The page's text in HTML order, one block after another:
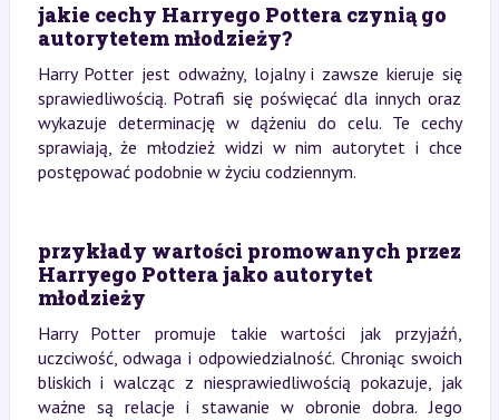
jakie cechy Harryego Pottera czynią go
autorytetem młodzieży?
Harry Potter jest odważny, lojalny i zawsze kieruje się
sprawiedliwością. Potrafi się poświęcać dla innych oraz
wykazuje determinację w dążeniu do celu. Te cechy
sprawiają, że młodzież widzi w nim autorytet i chce
postępować podobnie w życiu codziennym.
przykłady wartości promowanych przez
Harryego Pottera jako autorytet
młodzieży
Harry Potter promuje takie wartości jak przyjaźń,
uczciwość, odwaga i odpowiedzialność. Chroniąc swoich
bliskich i walcząc z niesprawiedliwością pokazuje, jak
ważne są relacje i stawanie w obronie dobra. Jego